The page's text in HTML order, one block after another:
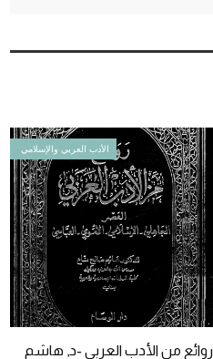
الأدب العربي والإسلامي
روائع من الأدب العربي -د, هاشم